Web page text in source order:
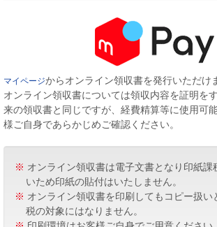
マイページからオンライン領収書を発行いただけ
オンライン領収書については領収内容を証明を
来の領収書と同じですが、経費精算等に使用可
様ご自身であらかじめご確認ください。
※ オンライン領収書は電子文書となり印紙課
いため印紙の貼付はいたしません。
※ オンライン領収書を印刷してもコピー扱い
税の対象にはなりません。